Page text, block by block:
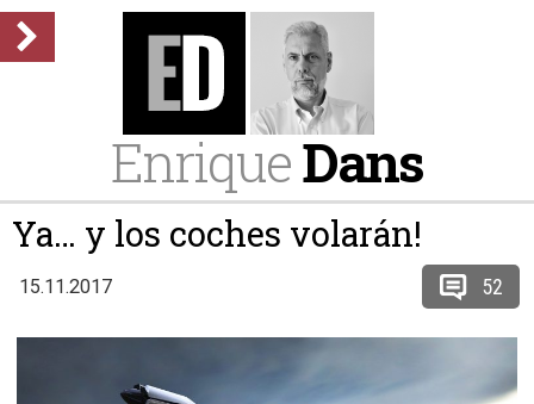
EnriqueDans
Ya… y los coches volarán!
15.11.2017 52